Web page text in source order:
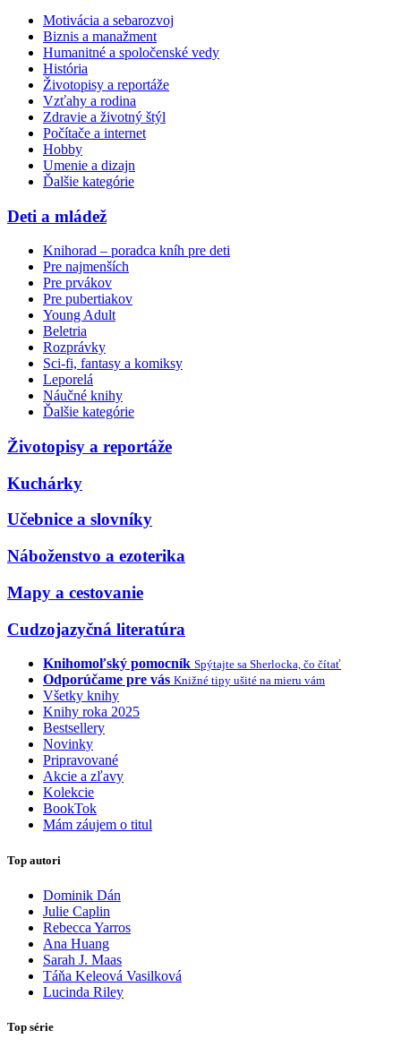
Motivácia a sebarozvoj
Biznis a manažment
Humanitné a spoločenské vedy
História
Životopisy a reportáže
Vzťahy a rodina
Zdravie a životný štýl
Počítače a internet
Hobby
Umenie a dizajn
Ďalšie kategórie
Deti a mládež
Knihorad – poradca kníh pre deti
Pre najmenších
Pre prvákov
Pre pubertiakov
Young Adult
Beletria
Rozprávky
Sci-fi, fantasy a komiksy
Leporelá
Náučné knihy
Ďalšie kategórie
Životopisy a reportáže
Kuchárky
Učebnice a slovníky
Náboženstvo a ezoterika
Mapy a cestovanie
Cudzojazyčná literatúra
Knihomoľský pomocník Spýtajte sa Sherlocka, čo čítať
Odporúčame pre vás Knižné tipy ušité na mieru vám
Všetky knihy
Knihy roka 2025
Bestsellery
Novinky
Pripravované
Akcie a zľavy
Kolekcie
BookTok
Mám záujem o titul
Top autori
Dominik Dán
Julie Caplin
Rebecca Yarros
Ana Huang
Sarah J. Maas
Táňa Keleová Vasilková
Lucinda Riley
Top série